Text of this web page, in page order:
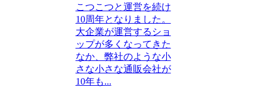
こつこつと運営を続け
10周年となりました。
大企業が運営するショ
ップが多くなってきた
なか、弊社のような小
さな小さな通販会社が
10年も...